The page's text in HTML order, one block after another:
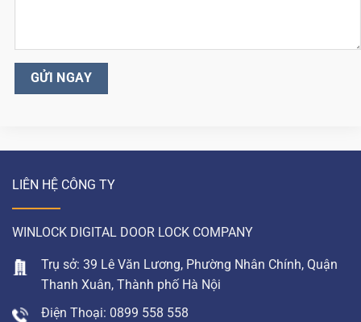
LIÊN HỆ CÔNG TY
WINLOCK DIGITAL DOOR LOCK COMPANY
Trụ sở: 39 Lê Văn Lương, Phường Nhân Chính, Quận
Thanh Xuân, Thành phố Hà Nội
Điện Thoại: 0899 558 558